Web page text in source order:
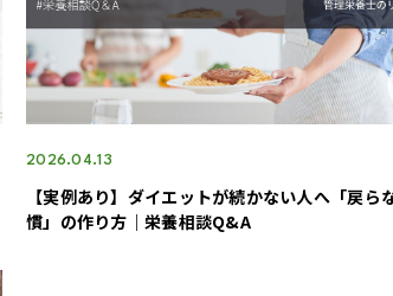
2026.04.13
【実例あり】ダイエットが続かない人へ「戻ら
慣」の作り方｜栄養相談Q&A